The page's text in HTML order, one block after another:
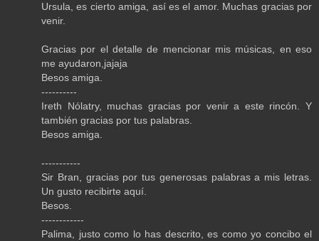
Ursula, es cierto amiga, así es el amor. Muchas gracias por
venir.
Gracias por el detalle de mencionar mis músicas, en eso
me ayudaron,jajaja
Besos amiga.
----------
Ireth Nólatry, muchas gracias por venir a este rincón. Y
también gracias por tus palabras.
Besos amiga.
-----------
Sir Bran, gracias por tus generosas palabras a mis letras.
Un gusto recibirte aquí.
Besos.
------------
Palima, justo como lo has descrito, es como yo concibo el